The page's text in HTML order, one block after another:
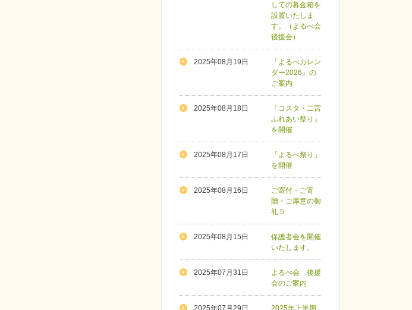
しての募金箱を
設置いたしま
す。（よるべ会
後援会）
2025年08月19日
「よるべカレン
ダー2026」の
ご案内
2025年08月18日
「コスタ・二宮
ふれあい祭り」
を開催
2025年08月17日
「よるべ祭り」
を開催
2025年08月16日
ご寄付・ご寄
贈・ご厚意の御
礼 5
2025年08月15日
保護者会を開催
いたします。
2025年07月31日
よるべ会 後援
会のご案内
2025年07月29日 2025年上半期